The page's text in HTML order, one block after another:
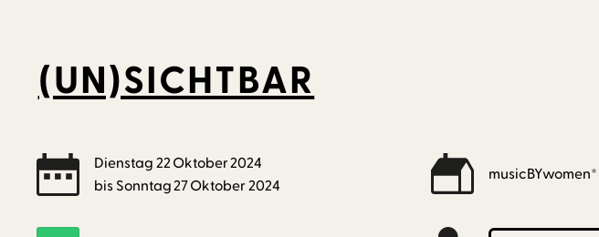
(UN)SICHTBAR
Dienstag 22 Oktober2024
bis Sonntag27Oktober 2024
musicBYwomen*